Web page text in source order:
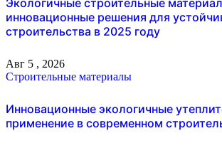
инновационные решения для
строительства в 2025 году
Авг 5 , 2026
Строительные материалы
Инновационные экологичные
применение в современном